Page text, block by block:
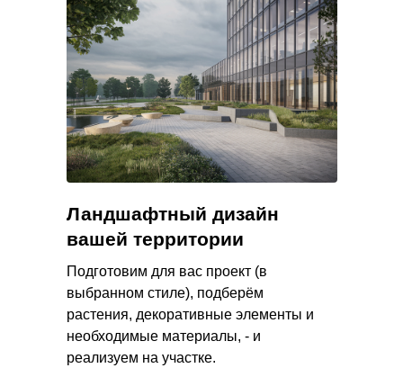
Ландшафтный дизайн
вашей территории
Подготовим для вас проект (в
выбранном стиле), подберём
растения, декоративные элементы и
необходимые материалы, - и
реализуем на участке.